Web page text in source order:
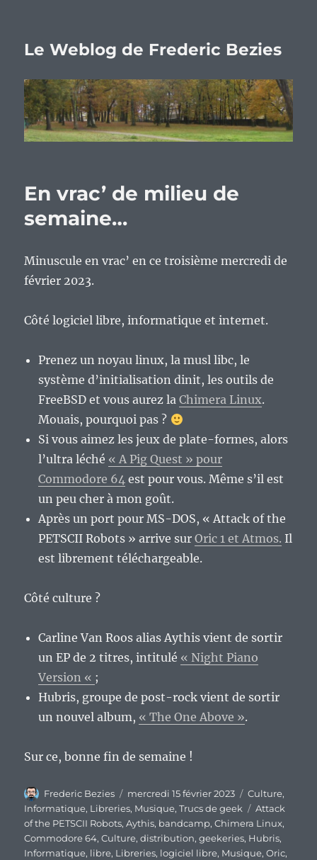
Le Weblog de Frederic Bezies
En vrac’ de milieu de
semaine…
Minuscule en vrac’ en ce troisième mercredi de
février 2023.
Côté logiciel libre, informatique et internet.
Prenez un noyau linux, la musl libc, le
système d’initialisation dinit, les outils de
FreeBSD et vous aurez laChimera Linux.
Mouais, pourquoi pas ?
Si vous aimez les jeux de plate-formes, alors
l’ultra léché « A Pig Quest » pour
Commodore 64 est pour vous. Même s’il est
un peu cher à mon goût.
Après un port pour MS-DOS, « Attack of the
PETSCII Robots » arrive surOric 1 et Atmos. Il
est librement téléchargeable.
Côté culture ?
Carline Van Roos alias Aythis vient de sortir
un EP de 2 titres, intitulé « Night Piano
Version « ;
Hubris, groupe de post-rock vient de sortir
un nouvel album, « The One Above ».
Sur ce, bonne fin de semaine !
Auteur
Frederic Bezies
Publié
le
mercredi 15 février 2023 Catégories
Culture,
Informatique, Libreries, Musique,Trucs de geek Étiquettes
Attack
of the PETSCII Robots,Aythis, bandcamp,Chimera Linux,
Commodore 64,Culture,distribution,geekeries, Hubris,
Informatique, libre, Libreries, logiciel libre, Musique,Oric,